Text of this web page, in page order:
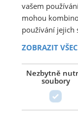
vašem
mohou
používání jejich
ZOBRAZIT
Nezbytně
soubory